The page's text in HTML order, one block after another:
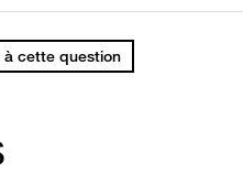
à cette question